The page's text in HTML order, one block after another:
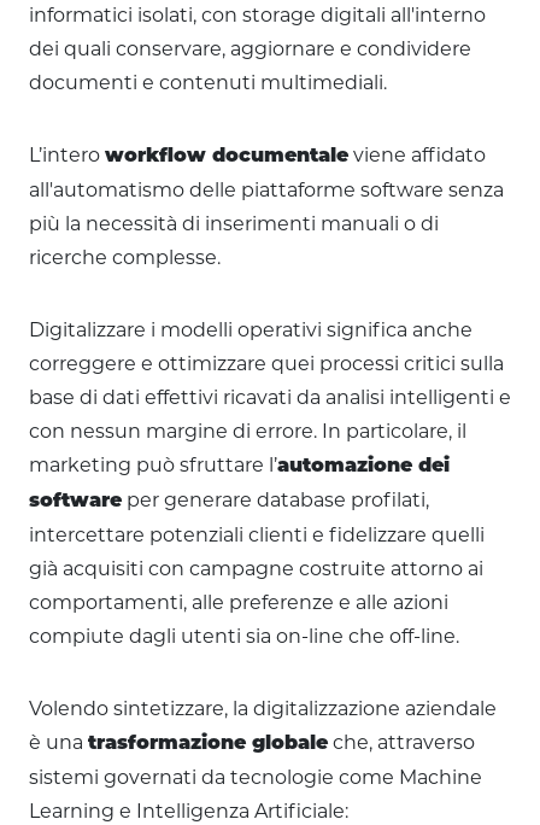
informatici isolati, con storage digitali all'interno
dei quali conservare, aggiornare e condividere
documenti e contenuti multimediali.
L’intero workflow documentale viene affidato
all'automatismo delle piattaforme software senza
più la necessità di inserimenti manuali o di
ricerche complesse.
Digitalizzare i modelli operativi significa anche
correggere e ottimizzare quei processi critici sulla
base di dati effettivi ricavati da analisi intelligenti e
con nessun margine di errore. In particolare, il
marketing può sfruttare l’automazione dei
software per generare database profilati,
intercettare potenziali clienti e fidelizzare quelli
già acquisiti con campagne costruite attorno ai
comportamenti, alle preferenze e alle azioni
compiute dagli utenti sia on-line che off-line.
Volendo sintetizzare, la digitalizzazione aziendale
è una trasformazione globale che, attraverso
sistemi governati da tecnologie come Machine
Learning e Intelligenza Artificiale: